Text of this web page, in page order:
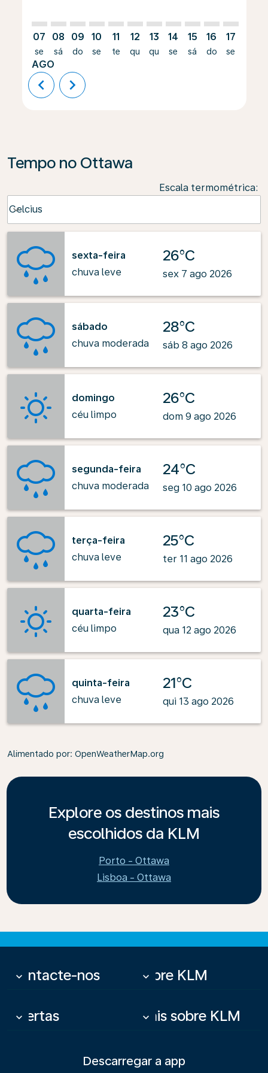
07
se
AGO
08
sá
09
do
10
se
11
te
12
qu
13
qu
14
se
15
sá
16
do
17
se
chevron_left chevron_right
Tempo no Ottawa
Escala termométrica:
Celcius
keyboard_arrow_down
sexta-feira
chuva leve
26°C
sex 7 ago 2026
sábado
chuva moderada
28°C
sáb 8 ago 2026
domingo
céu limpo
26°C
dom 9 ago 2026
segunda-feira
chuva moderada
24°C
seg 10 ago 2026
terça-feira
chuva leve
25°C
ter 11 ago 2026
quarta-feira
céu limpo
23°C
qua 12 ago 2026
quinta-feira
chuva leve
21°C
qui 13 ago 2026
Alimentado por: OpenWeatherMap.org
Explore os destinos mais
escolhidos da KLM
Porto - Ottawa
Lisboa - Ottawa
Contacte-nos
keyboard_arrow_down Sobre KLM
keyboard_arrow_down
Ofertas
keyboard_arrow_down Mais sobre KLM
keyboard_arrow_down
Descarregar a app